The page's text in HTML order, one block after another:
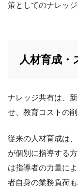
策としてのナレッジ
人材育成
ナレッジ共有は、
せ、教育コストの
従来の人材育成は
が個別に指導する
は指導者の力量に
者自身の業務負荷も